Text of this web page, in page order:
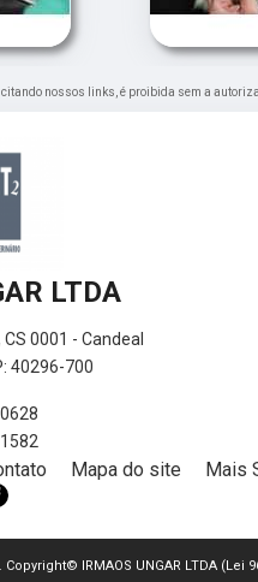
nossos links, é proibida sem a
LTDA
0001 - Candeal
40296-700
Mapa do site Mais
IRMAOS UNGAR LTDA (Lei